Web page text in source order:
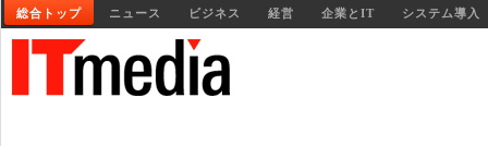
総合トップ ニュース ビジネス 経営 企業とIT システム導入